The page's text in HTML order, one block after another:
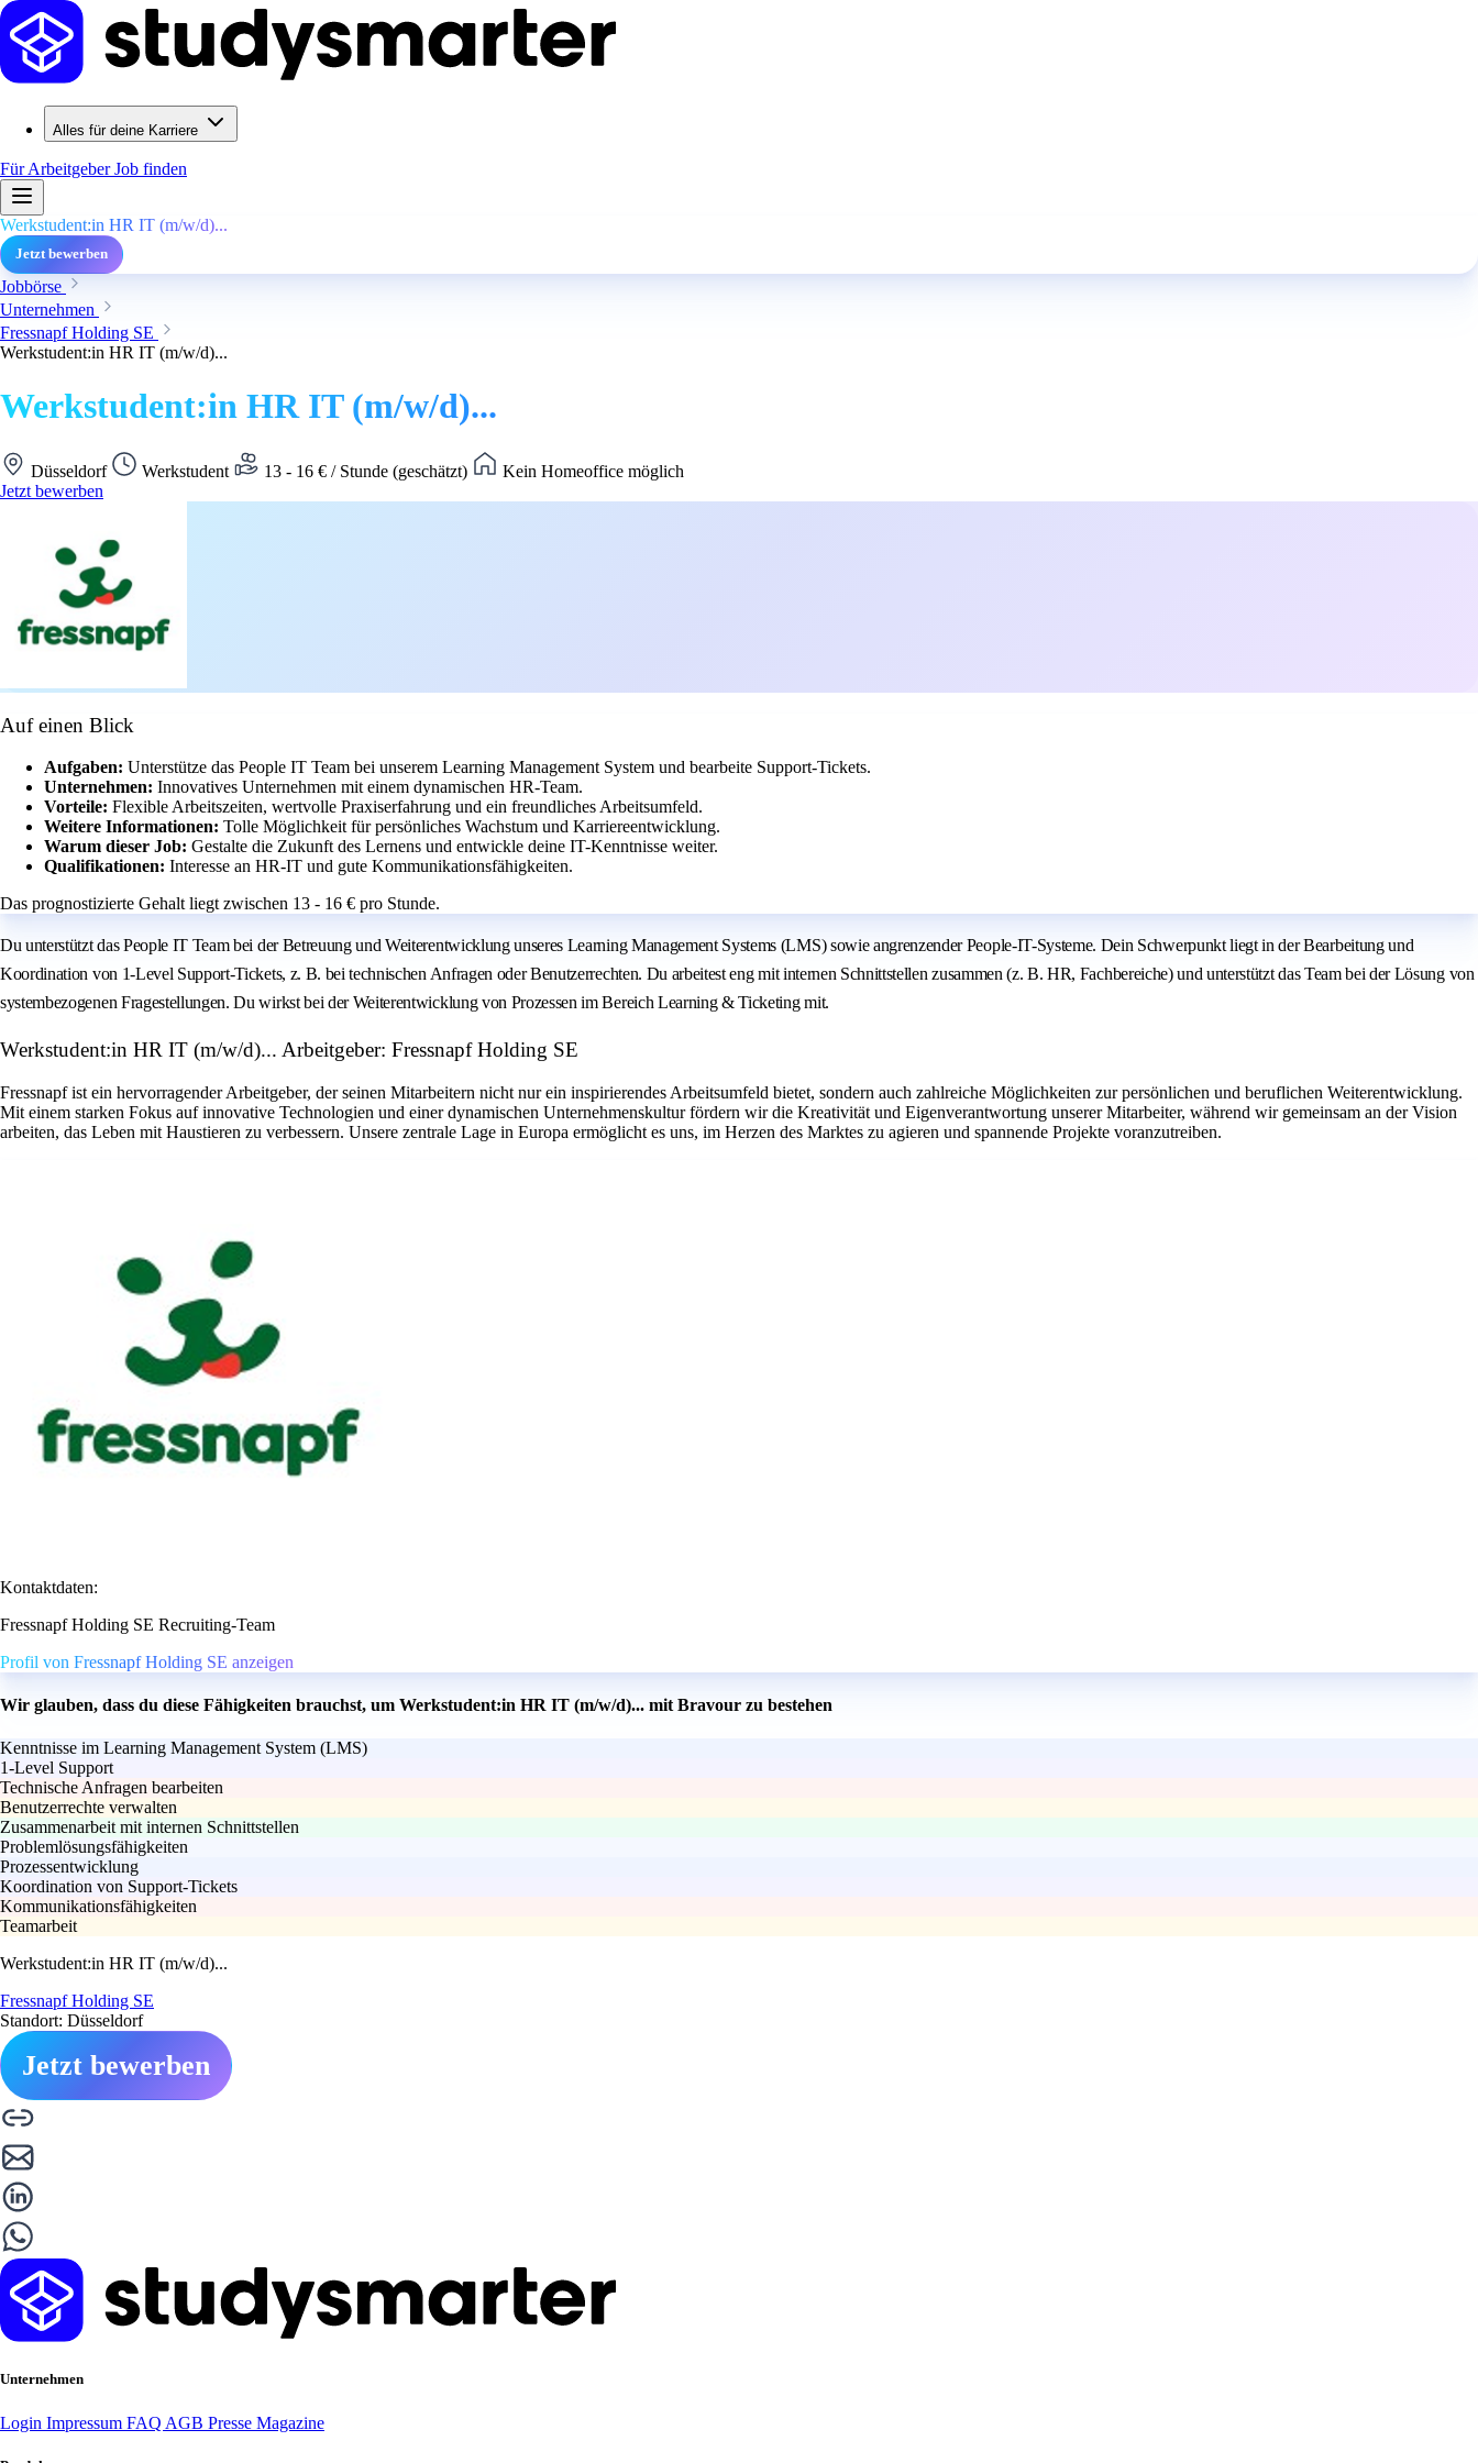
Alles für deine Karriere
Für ArbeitgeberJob finden
Werkstudent:in HR IT (m/w/d)...
Jetzt bewerben
Jobbörse
Unternehmen
Fressnapf Holding SE
Werkstudent:in HR IT (m/w/d)...
Werkstudent:in HR IT (m/w/d)...
Düsseldorf Werkstudent 13 - 16 € / Stunde (geschätzt)
Kein Homeoffice möglich
Jetzt bewerben
Auf einen Blick
Aufgaben: Unterstütze das People IT Team bei unserem Learning Management System und bearbeite Support-Tickets.
Unternehmen: Innovatives Unternehmen mit einem dynamischen HR-Team.
Vorteile: Flexible Arbeitszeiten, wertvolle Praxiserfahrung und ein freundliches Arbeitsumfeld.
Weitere Informationen: Tolle Möglichkeit für persönliches Wachstum und Karriereentwicklung.
Warum dieser Job: Gestalte die Zukunft des Lernens und entwickle deine IT-Kenntnisse weiter.
Qualifikationen: Interesse an HR-IT und gute Kommunikationsfähigkeiten.
Das prognostizierte Gehalt liegt zwischen 13 - 16 € pro Stunde.
Du unterstützt das People IT Team bei der Betreuung und Weiterentwicklung unseres Learning Management Systems (LMS) sowie angrenzender People-IT-Systeme. Dein Schwerpunkt liegt in der Bearbeitung und
Koordination von 1-Level Support-Tickets, z. B. bei technischen Anfragen oder Benutzerrechten. Du arbeitest eng mit internen Schnittstellen zusammen (z. B. HR, Fachbereiche) und unterstützt das Team bei der Lösung von
systembezogenen Fragestellungen. Du wirkst bei der Weiterentwicklung von Prozessen im Bereich Learning & Ticketing mit.
Werkstudent:in HR IT (m/w/d)... Arbeitgeber: Fressnapf Holding SE
Fressnapf ist ein hervorragender Arbeitgeber, der seinen Mitarbeitern nicht nur ein inspirierendes Arbeitsumfeld bietet, sondern auch zahlreiche Möglichkeiten zur persönlichen und beruflichen Weiterentwicklung.
Mit einem starken Fokus auf innovative Technologien und einer dynamischen Unternehmenskultur fördern wir die Kreativität und Eigenverantwortung unserer Mitarbeiter, während wir gemeinsam an der Vision
arbeiten, das Leben mit Haustieren zu verbessern. Unsere zentrale Lage in Europa ermöglicht es uns, im Herzen des Marktes zu agieren und spannende Projekte voranzutreiben.
Kontaktdaten:
Fressnapf Holding SE Recruiting-Team
Profil von Fressnapf Holding SE anzeigen
Wir glauben, dass du diese Fähigkeiten brauchst, um Werkstudent:in HR IT (m/w/d)... mit Bravour zu bestehen
Kenntnisse im Learning Management System (LMS)
1-Level Support
Technische Anfragen bearbeiten
Benutzerrechte verwalten
Zusammenarbeit mit internen Schnittstellen
Problemlösungsfähigkeiten
Prozessentwicklung
Koordination von Support-Tickets
Kommunikationsfähigkeiten
Teamarbeit
Werkstudent:in HR IT (m/w/d)...
Fressnapf Holding SE
Standort: Düsseldorf
Jetzt bewerben
Unternehmen
Login Impressum FAQ AGB Presse Magazine